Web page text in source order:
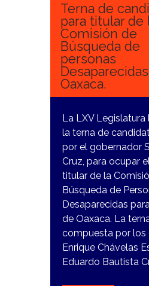
Terna de
para titular de
Comisión de
Búsqueda de
personas
Oaxaca.
La LXV Legislatura
la terna de
por el gobernador
Cruz, para ocupar
titular de la
Búsqueda de
Desaparecidas
de Oaxaca. La
compuesta por los
Enrique Chávelas
Eduardo Bautista